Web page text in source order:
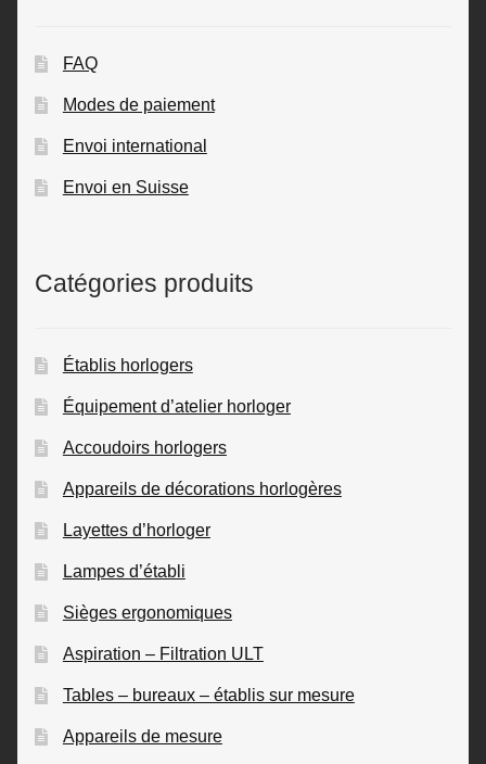
FAQ
Modes de paiement
Envoi international
Envoi en Suisse
Catégories produits
Établis horlogers
Équipement d’atelier horloger
Accoudoirs horlogers
Appareils de décorations horlogères
Layettes d’horloger
Lampes d’établi
Sièges ergonomiques
Aspiration – Filtration ULT
Tables – bureaux – établis sur mesure
Appareils de mesure